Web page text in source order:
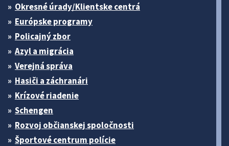
Okresné úrady/Klientske centrá
Európske programy
Policajný zbor
Azyl a migrácia
Verejná správa
Hasiči a záchranári
Krízové riadenie
Schengen
Rozvoj občianskej spoločnosti
Športové centrum polície